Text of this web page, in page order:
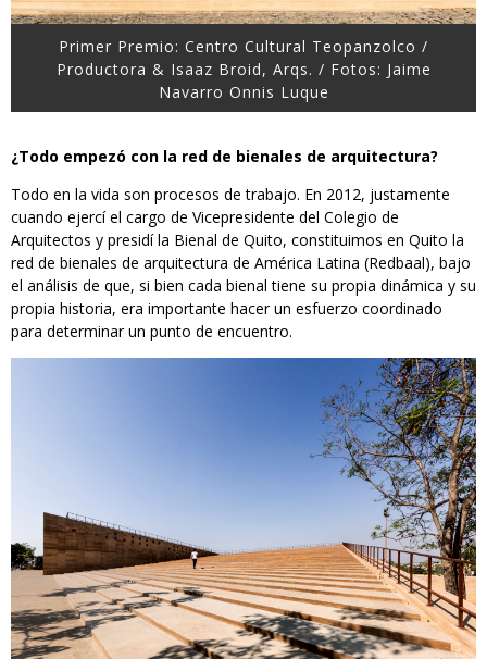
Primer Premio: Centro Cultural Teopanzolco /
Productora & Isaaz Broid, Arqs. / Fotos: Jaime
Navarro Onnis Luque
¿Todo empezó con la red de bienales de arquitectura?
Todo en la vida son procesos de trabajo. En 2012, justamente
cuando ejercí el cargo de Vicepresidente del Colegio de
Arquitectos y presidí la Bienal de Quito, constituimos en Quito la
red de bienales de arquitectura de América Latina (Redbaal), bajo
el análisis de que, si bien cada bienal tiene su propia dinámica y su
propia historia, era importante hacer un esfuerzo coordinado
para determinar un punto de encuentro.